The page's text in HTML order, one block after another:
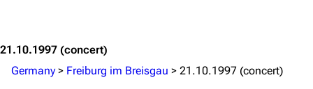
21.10.1997 (concert)
Germany > Freiburg im Breisgau > 21.10.1997 (concert)